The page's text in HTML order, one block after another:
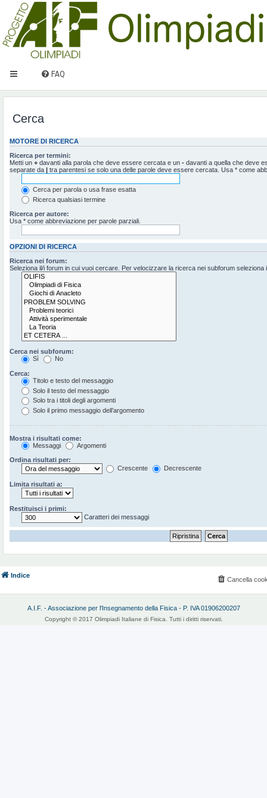
FAQ
Cerca
MOTORE DI RICERCA
Ricerca per termini:
Metti un + davanti alla parola che deve essere cercata e un - davanti a quella che deve
separate da
tra parentesi se solo una delle parole deve essere cercata. Usa * come
Cerca per parola o usa frase esatta
Ricerca qualsiasi termine
Ricerca per autore:
Usa * come abbreviazione per parole parziali.
OPZIONI DI RICERCA
Ricerca nei forum:
Seleziona il/i forum in cui vuoi cercare. Per velocizzare la ricerca nei subforum seleziona
Cerca nei subforum:
Sì
No
Cerca:
Titolo e testo del messaggio
Solo il testo del messaggio
Solo tra i titoli degli argomenti
Solo il primo messaggio dell’argomento
Mostra i risultati come:
Messaggi
Argomenti
Ordina risultati per:
Crescente
Decrescente
Limita risultati a:
Restituisci i primi:
Caratteri dei messaggi
Indice
Cancella
A.I.F. - Associazione per l'Insegnamento della Fisica - P. IVA 01906200207
Copyright © 2017 Olimpiadi Italiane di Fisica. Tutti i diritti riservati.